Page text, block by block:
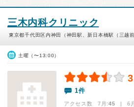
三木内科クリニック
東京都千代田区内神田（神田駅、新日本橋駅（三越
土曜（〜13:00）
1件
アクセス数 7月:45 | 6